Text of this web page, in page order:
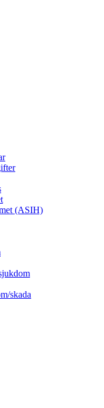
(ASIH)
skada